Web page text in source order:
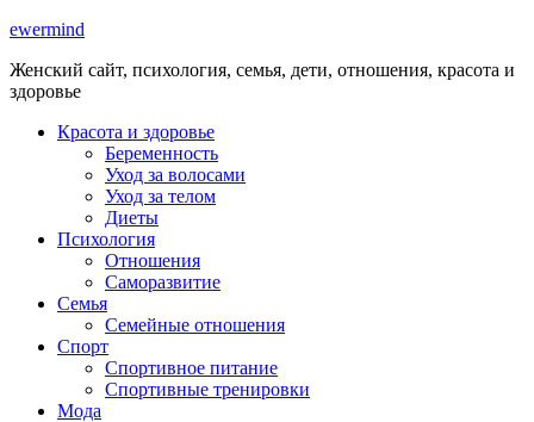
ewermind
Женский сайт, психология, семья, дети, отношения, красота и
здоровье
Красота и здоровье
Беременность
Уход за волосами
Уход за телом
Диеты
Психология
Отношения
Саморазвитие
Семья
Семейные отношения
Спорт
Спортивное питание
Спортивные тренировки
Мода